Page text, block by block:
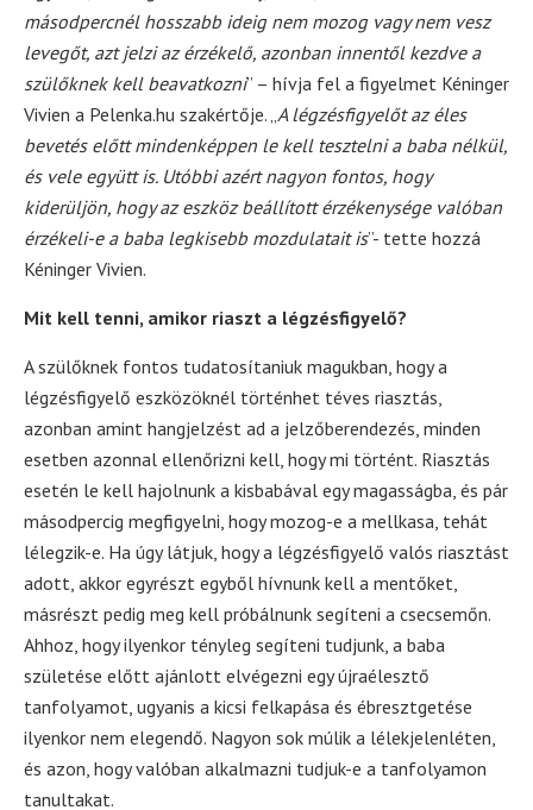
másodpercnél hosszabb ideig nem mozog vagy nem vesz
levegőt, azt jelzi az érzékelő, azonban innentől kezdve a
szülőknek kell beavatkozni” – hívja fel a figyelmet Kéninger
Vivien a Pelenka.hu szakértője. „A légzésfigyelőt az éles
bevetés előtt mindenképpen le kell tesztelni a baba nélkül,
és vele együtt is. Utóbbi azért nagyon fontos, hogy
kiderüljön, hogy az eszköz beállított érzékenysége valóban
érzékeli-e a baba legkisebb mozdulatait is”- tette hozzá
Kéninger Vivien.
Mit kell tenni, amikor riaszt a légzésfigyelő?
A szülőknek fontos tudatosítaniuk magukban, hogy a
légzésfigyelő eszközöknél történhet téves riasztás,
azonban amint hangjelzést ad a jelzőberendezés, minden
esetben azonnal ellenőrizni kell, hogy mi történt. Riasztás
esetén le kell hajolnunk a kisbabával egy magasságba, és pár
másodpercig megfigyelni, hogy mozog-e a mellkasa, tehát
lélegzik-e. Ha úgy látjuk, hogy a légzésfigyelő valós riasztást
adott, akkor egyrészt egyből hívnunk kell a mentőket,
másrészt pedig meg kell próbálnunk segíteni a csecsemőn.
Ahhoz, hogy ilyenkor tényleg segíteni tudjunk, a baba
születése előtt ajánlott elvégezni egy újraélesztő
tanfolyamot, ugyanis a kicsi felkapása és ébresztgetése
ilyenkor nem elegendő. Nagyon sok múlik a lélekjelenléten,
és azon, hogy valóban alkalmazni tudjuk-e a tanfolyamon
tanultakat.